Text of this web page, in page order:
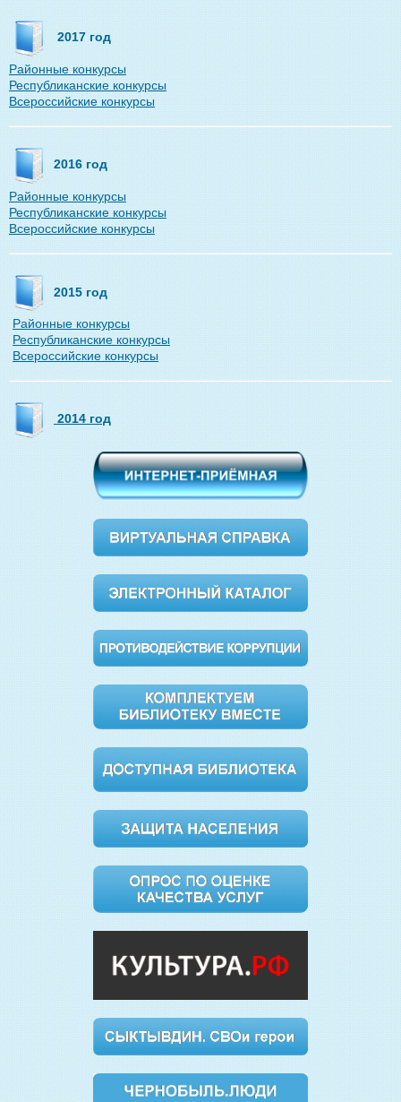
2017 год
Районные конкурсы
Республиканские конкурсы
Всероссийские конкурсы
2016 год
Районные конкурсы
Республиканские конкурсы
Всероссийские конкурсы
2015 год
Районные конкурсы
Республиканские конкурсы
Всероссийские конкурсы
2014 год